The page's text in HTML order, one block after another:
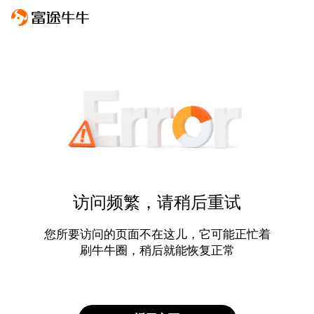
访问频繁，请稍后重试
您所要访问的页面不在这儿，它可能正忙着
刷牛牛圈，稍后就能恢复正常